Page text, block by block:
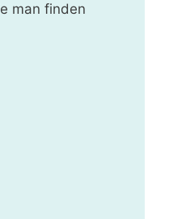
man finden